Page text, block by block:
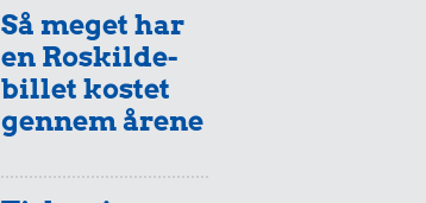
Så meget har
en Roskilde-
billet kostet
gennem årene